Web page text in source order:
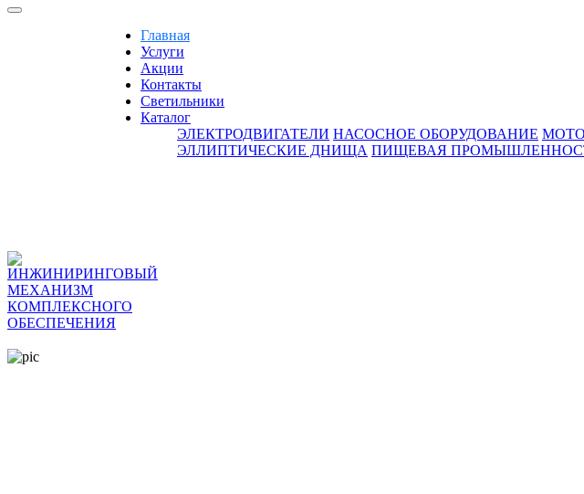
Главная
Услуги
Акции
Контакты
Светильники
Каталог
ЭЛЕКТРОДВИГАТЕЛИ НАСОСНОЕ ОБОРУДОВАНИЕ
ЭЛЛИПТИЧЕСКИЕ ДНИЩА ПИЩЕВАЯ